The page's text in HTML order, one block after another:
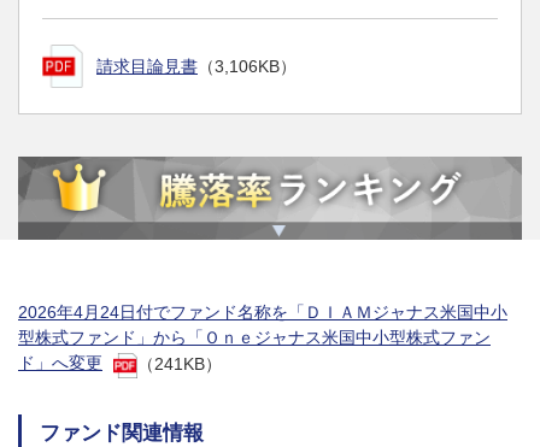
請求目論見書 （3,106KB）
2026年4月24日付でファンド名称を「ＤＩＡＭジャナス米国中小
型株式ファンド」から「Ｏｎｅジャナス米国中小型株式ファン
ド」へ変更
（241KB）
ファンド関連情報